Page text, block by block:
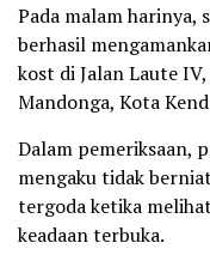
Pada malam
berhasil
kost di Jalan Laute
Mandonga, Kota
Dalam pemeriksaan,
mengaku tidak
tergoda ketika
keadaan terbuka.